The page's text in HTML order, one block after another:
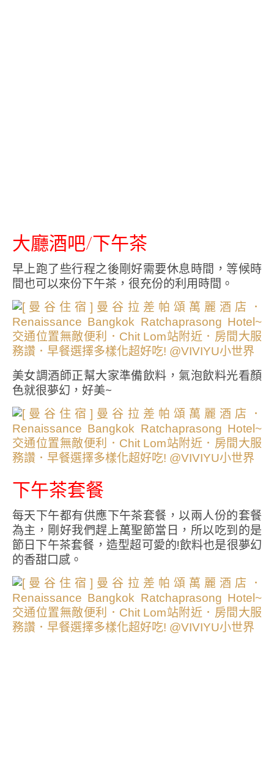
大廳酒吧/下午茶
早上跑了些行程之後剛好需要休息時間，等候時
間也可以來份下午茶，很充份的利用時間。
美女調酒師正幫大家準備飲料，氣泡飲料光看顏
色就很夢幻，好美~
下午茶套餐
每天下午都有供應下午茶套餐，以兩人份的套餐
為主，剛好我們趕上萬聖節當日，所以吃到的是
節日下午茶套餐，造型超可愛的!飲料也是很夢幻
的香甜口感。